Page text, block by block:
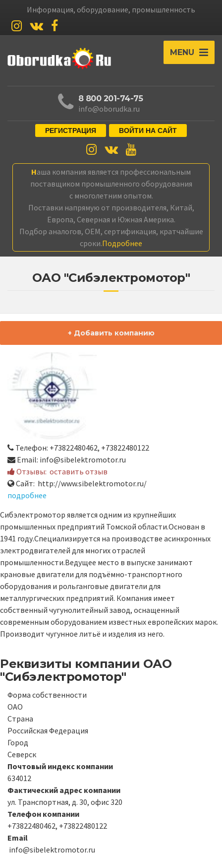
Информация, оборудование, промышленность
MENU
8 800 201-74-75
info@oborudka.ru
РЕГИСТРАЦИЯ ВОЙТИ НА САЙТ
Наша компания является профессиональным
поставщиком промышленного оборудования
с многолетним опытом.
Поставки напрямую от производителя, Китай,
Европа, Северная и Южная Америка.
Подбор аналогов, OEM, сертификация, кратчайшие
сроки.Подробнее
ОАО "Сибэлектромотор"
+ Добавить компанию
Телефон: +73822480462, +73822480122
Email: info@sibelektromotor.ru
Отзывы: оставить отзыв
Сайт: http://www.sibelektromotor.ru/
подробнее
Сибэлектромотор является одним из крупнейших
промышленных предприятий Томской области.Основан в
1941 году.Специализируется на производстве асинхронных
электродвигателей для многих отраслей
промышленности.Ведущее место в выпуске занимают
крановые двигатели для подъёмно-транспортного
оборудования и рольганговые двигатели для
металлургических предприятий. Компания имеет
собственный чугунолитейный завод, оснащенный
современным оборудованием известных европейских марок.
Производит чугунное литьё и изделия из него.
Реквизиты компании ОАО
"Сибэлектромотор"
Форма собственности
ОАО
Страна
Российская Федерация
Город
Северск
Почтовый индекс компании
634012
Фактический адрес компании
ул. Транспортная, д. 30, офис 320
Телефон компании
+73822480462, +73822480122
Email
info@sibelektromotor.ru